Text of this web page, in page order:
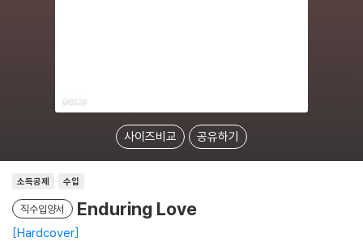
사이즈비교 공유하기
소득공제 수입
직수입양서 Enduring Love
Hardcover